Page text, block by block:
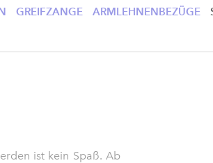
GREIFZANGE ARMLEHNENBEZÜGE
ist kein Spaß. Ab